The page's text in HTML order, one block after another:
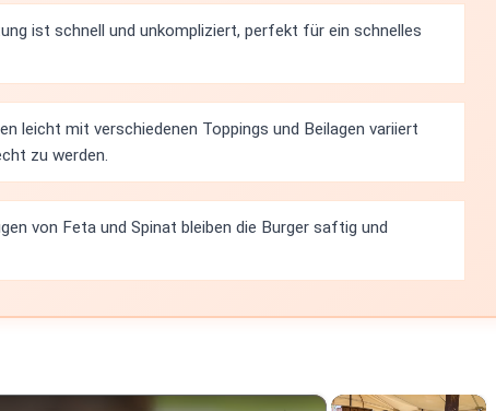
ist schnell und unkompliziert, perfekt für ein schnelles
leicht mit verschiedenen Toppings und Beilagen variiert
zu werden.
von Feta und Spinat bleiben die Burger saftig und
×
×